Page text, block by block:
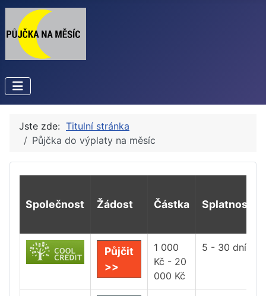
Jste zde: Titulní stránka
Půjčka do výplaty na měsíc
Společnost Žádost Částka Splatnost
Půjčit
>>
1 000
Kč - 20
000 Kč
5 - 30 dní